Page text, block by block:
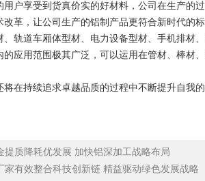
户享受到货真价实的好材料，公司在生产的
改革，让公司生产的铝制产品更符合新时代的
轨道车厢体型材、电力设备型材、手机排材
应用范围极其广泛，可以运用在管材、棒材
持续追求卓越品质的过程中不断提升自我的
提质降耗优发展 加快铝深加工战略布局
家有效整合科技创新链 精益驱动绿色发展战略